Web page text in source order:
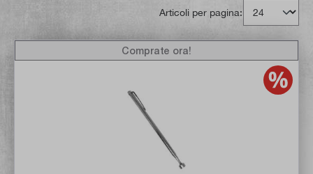
Articoli per pagina:
Comprate ora!